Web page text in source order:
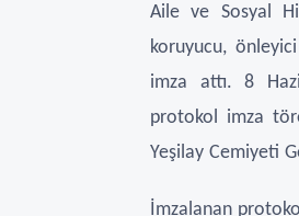
Aile ve Sosyal
koruyucu,
imza attı. 8
protokol imza
Yeşilay Cemiyeti
İmzalanan